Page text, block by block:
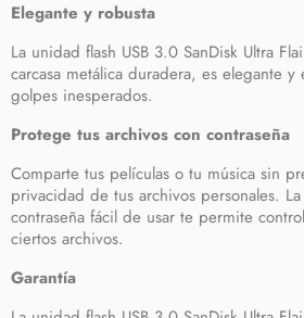
Elegante y robusta
La unidad flash USB 3.0 SanDisk Ultra
carcasa metálica duradera, es elegante y
golpes inesperados.
Protege tus archivos con contraseña
Comparte tus películas o tu música sin
privacidad de tus archivos personales.
contraseña fácil de usar te permite
ciertos archivos.
Garantía